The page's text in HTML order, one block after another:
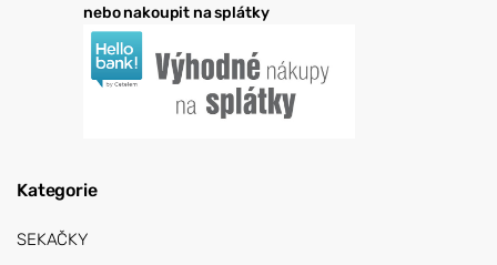
nebo nakoupit na splátky
Kategorie
SEKAČKY